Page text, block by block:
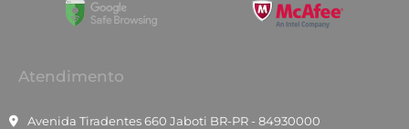
Atendimento
Avenida Tiradentes 660 Jaboti BR-PR - 84930000